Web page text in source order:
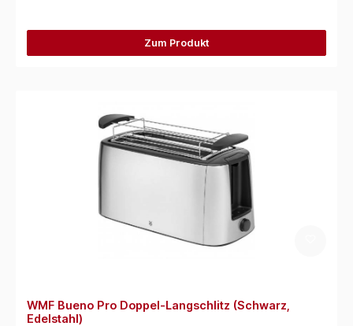
Zum Produkt
WMF Bueno Pro Doppel-Langschlitz (Schwarz,
Edelstahl)